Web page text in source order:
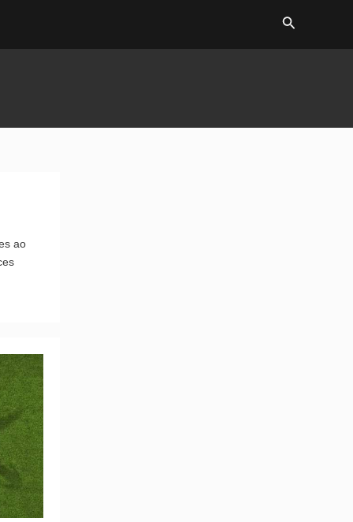
Search
ao